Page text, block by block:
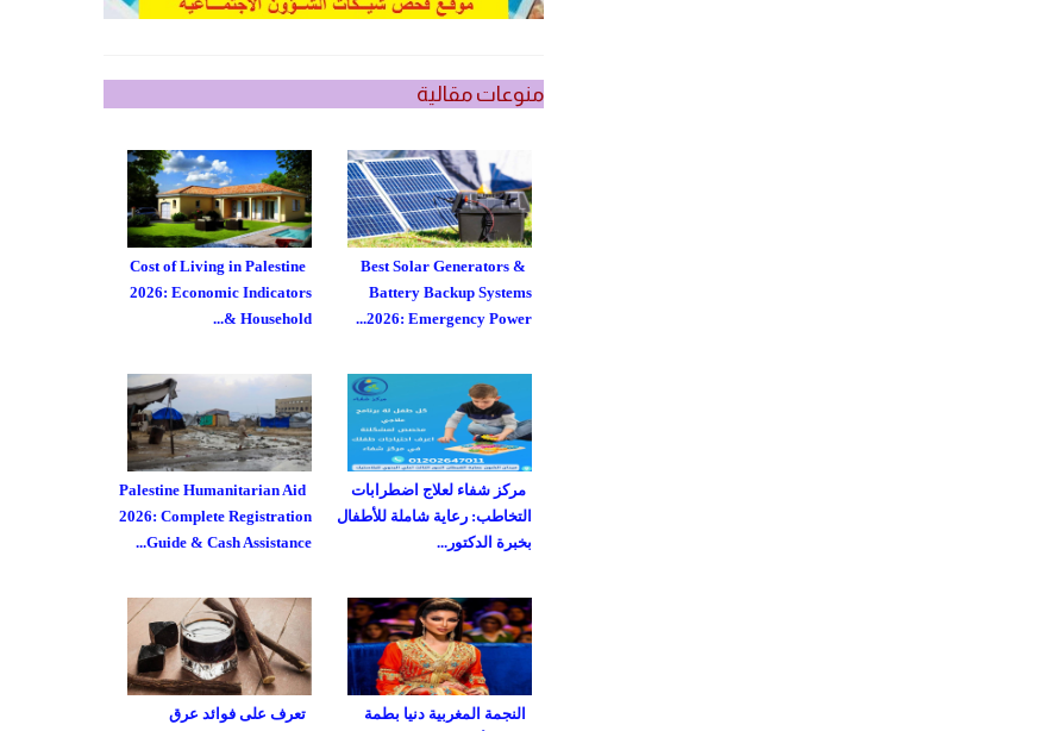
منوعات مقالية
Cost of Living in Palestine
2026: Economic Indicators
& Household...
Best Solar Generators &
Battery Backup Systems
2026: Emergency Power...
Palestine Humanitarian Aid
2026: Complete Registration
Guide & Cash Assistance...
مركز شفاء لعلاج اضطرابات
التخاطب: رعاية شاملة للأطفال
بخبرة الدكتور...
تعرف على فوائد عرق
النجمة المغربية دنيا بطمة